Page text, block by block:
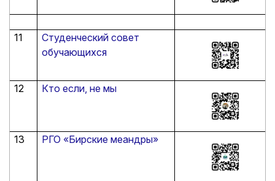
11
Студенческий совет
обучающихся
12 Кто если, не мы
13 РГО «Бирские меандры»